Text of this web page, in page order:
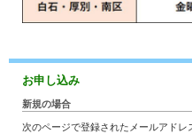
お申し込み
新規の場合
次のページで登録されたメールアド